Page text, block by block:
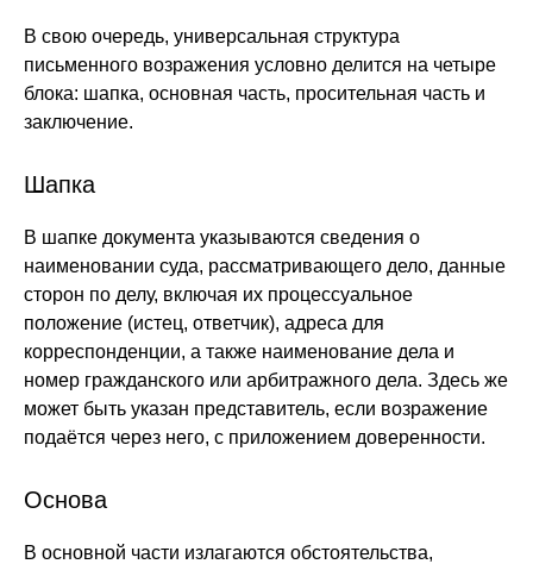
В свою очередь, универсальная структура
письменного возражения условно делится на четыре
блока: шапка, основная часть, просительная часть и
заключение.
Шапка
В шапке документа указываются сведения о
наименовании суда, рассматривающего дело, данные
сторон по делу, включая их процессуальное
положение (истец, ответчик), адреса для
корреспонденции, а также наименование дела и
номер гражданского или арбитражного дела. Здесь же
может быть указан представитель, если возражение
подаётся через него, с приложением доверенности.
Основа
В основной части излагаются обстоятельства,